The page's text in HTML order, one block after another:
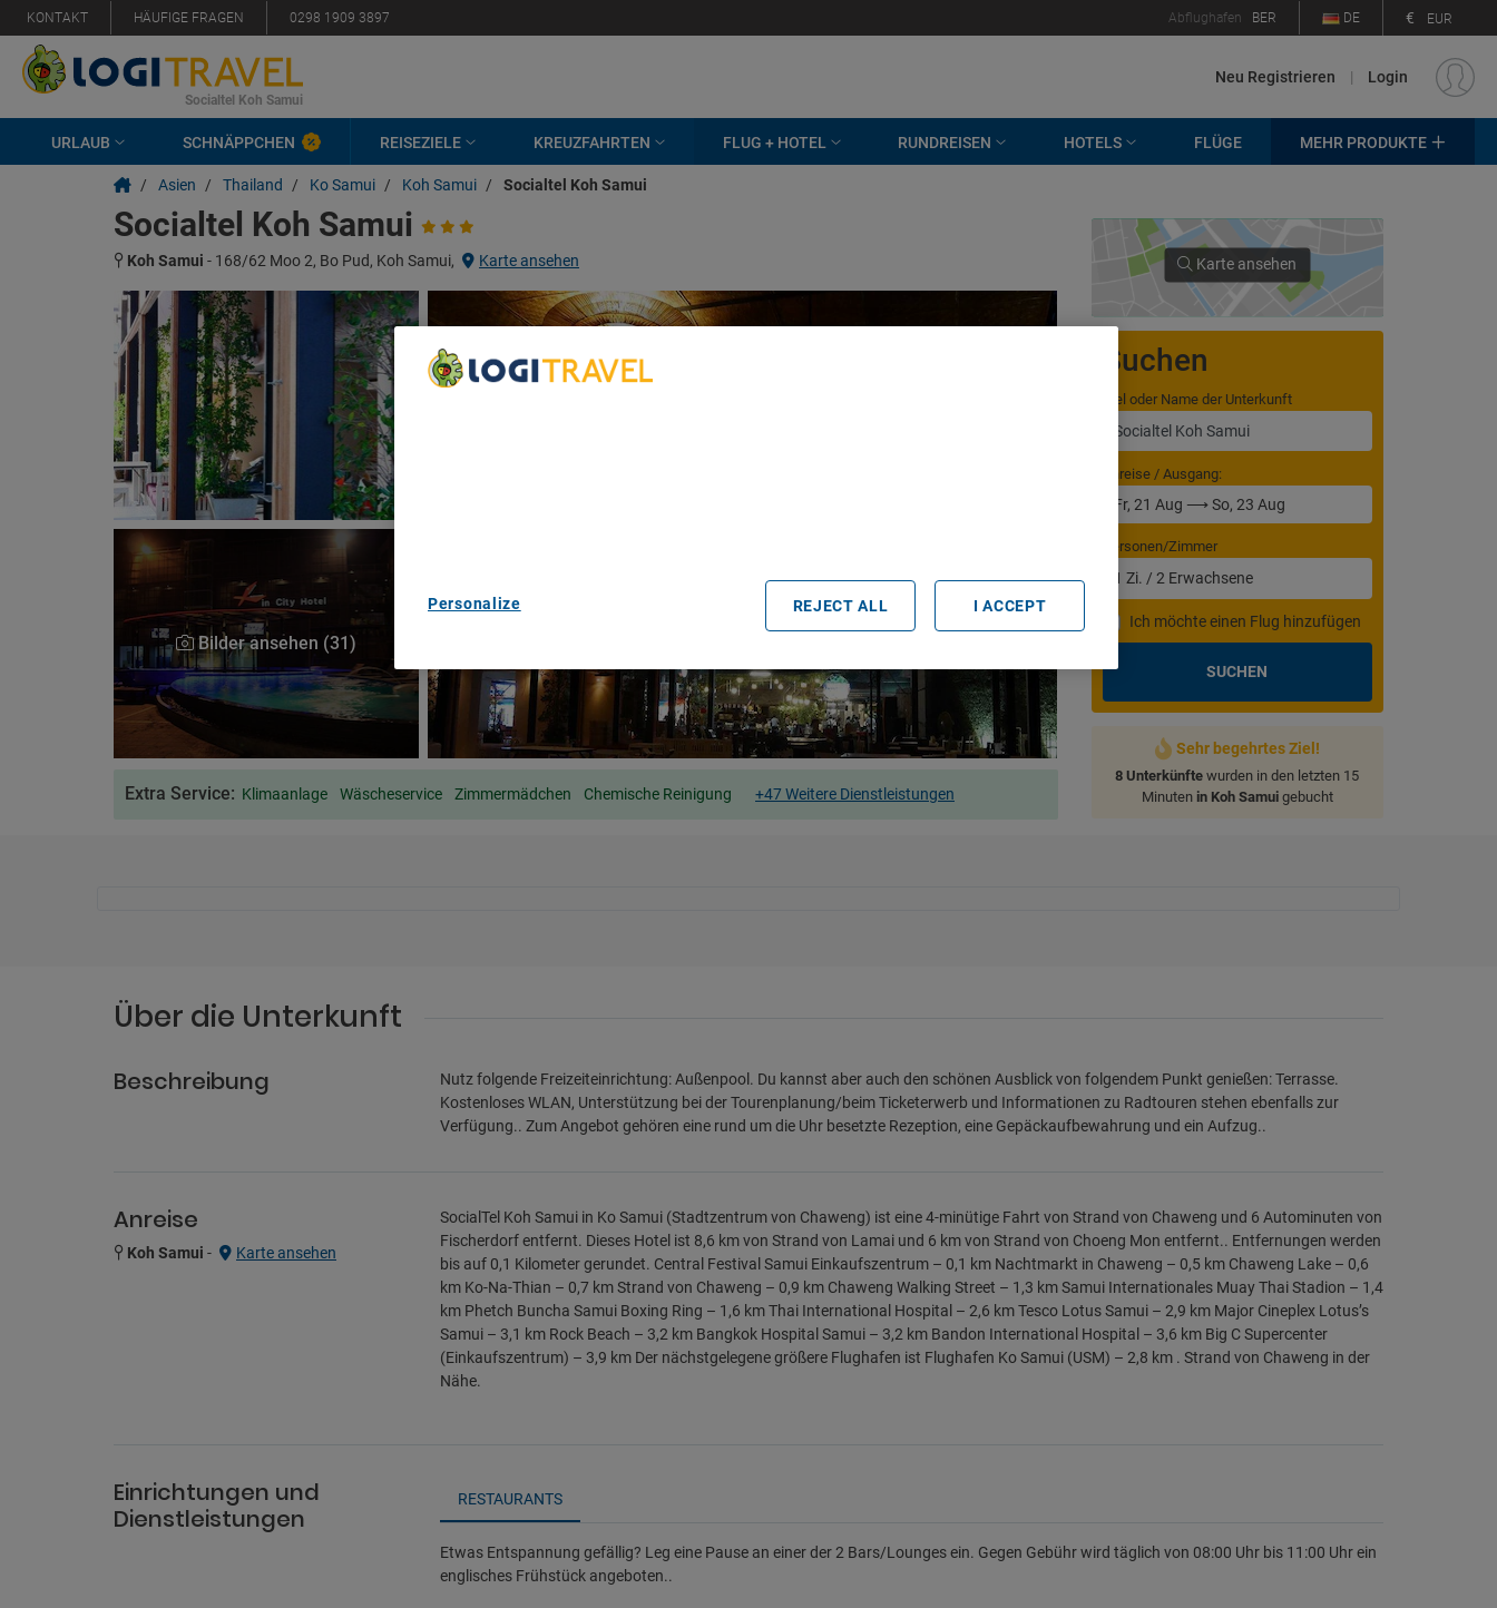
KONTAKT HÄUFIGE FRAGEN 0298 1909 3897 Abflughafen BER DE € EUR
Socialtel Koh Samui
Neu Registrieren | Login
URLAUB SCHNÄPPCHEN REISEZIELE KREUZFAHRTEN FLUG + HOTEL RUNDREISEN HOTELS FLÜGE MEHR PRODUKTE
/ Asien / Thailand / Ko Samui / Koh Samui / Socialtel Koh Samui
Socialtel Koh Samui
Koh Samui - 168/62 Moo 2, Bo Pud, Koh Samui, Karte ansehen
Bilder ansehen (31)
Extra Service: Klimaanlage Wäscheservice Zimmermädchen Chemische Reinigung +47 Weitere Dienstleistungen
Karte ansehen
Suchen
Ziel oder Name der Unterkunft
Anreise / Ausgang:
Personen/Zimmer
1 Zi. / 2 Erwachsene
Ich möchte einen Flug hinzufügen
SUCHEN
Sehr begehrtes Ziel!
8 Unterkünfte wurden in den letzten 15
Minutenin Koh Samuigebucht
Über die Unterkunft
Beschreibung
Nutz folgende Freizeiteinrichtung: Außenpool. Du kannst aber auch den schönen Ausblick von folgendem Punkt genießen: Terrasse.
Kostenloses WLAN, Unterstützung bei der Tourenplanung/beim Ticketerwerb und Informationen zu Radtouren stehen ebenfalls zur
Verfügung.. Zum Angebot gehören eine rund um die Uhr besetzte Rezeption, eine Gepäckaufbewahrung und ein Aufzug..
Anreise
Koh Samui - Karte ansehen
SocialTel Koh Samui in Ko Samui (Stadtzentrum von Chaweng) ist eine 4-minütige Fahrt von Strand von Chaweng und 6 Autominuten von
Fischerdorf entfernt. Dieses Hotel ist 8,6 km von Strand von Lamai und 6 km von Strand von Choeng Mon entfernt.. Entfernungen werden
bis auf 0,1 Kilometer gerundet. Central Festival Samui Einkaufszentrum – 0,1 km Nachtmarkt in Chaweng – 0,5 km Chaweng Lake – 0,6
km Ko-Na-Thian – 0,7 km Strand von Chaweng – 0,9 km Chaweng Walking Street – 1,3 km Samui Internationales Muay Thai Stadion – 1,4
km Phetch Buncha Samui Boxing Ring – 1,6 km Thai International Hospital – 2,6 km Tesco Lotus Samui – 2,9 km Major Cineplex Lotus’s
Samui – 3,1 km Rock Beach – 3,2 km Bangkok Hospital Samui – 3,2 km Bandon International Hospital – 3,6 km Big C Supercenter
(Einkaufszentrum) – 3,9 km Der nächstgelegene größere Flughafen ist Flughafen Ko Samui (USM) – 2,8 km . Strand von Chaweng in der
Nähe.
Einrichtungen und
Dienstleistungen
RESTAURANTS
Etwas Entspannung gefällig? Leg eine Pause an einer der 2 Bars/Lounges ein. Gegen Gebühr wird täglich von 08:00 Uhr bis 11:00 Uhr ein
englisches Frühstück angeboten..
Personalize REJECT ALL I ACCEPT